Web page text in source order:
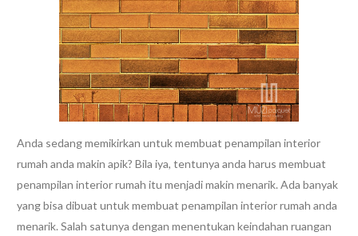
Anda sedang memikirkan untuk membuat penampilan interior
rumah anda makin apik? Bila iya, tentunya anda harus membuat
penampilan interior rumah itu menjadi makin menarik. Ada banyak
yang bisa dibuat untuk membuat penampilan interior rumah anda
menarik. Salah satunya dengan menentukan keindahan ruangan